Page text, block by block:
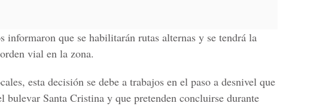
informaron que se habilitarán rutas alternas y se tendrá la
vial en la zona.
esta decisión se debe a trabajos en el paso a desnivel que
bulevar Santa Cristina y que pretenden concluirse durante